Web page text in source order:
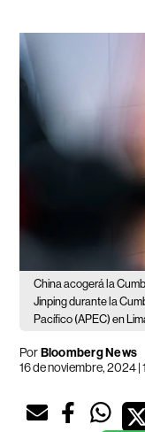
China acogerá la
Jinping durante la
Pacífico (APEC) en
PorBloomberg News
16 de noviembre, 2024 |